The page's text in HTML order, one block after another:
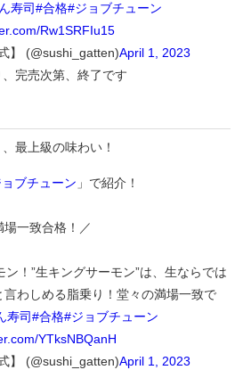
寿司#合格#ジョブチューン
Rw1SRFIu15
】 (@sushi_gatten)April 1, 2023
完売次第、終了です
最上級の味わい！
ブチューン 」で紹介！
場一致合格！／
！”生キングサーモン”は、生ならでは
わしめる脂乗り！堂々の満場一致で
寿司#合格#ジョブチューン
YTksNBQanH
】 (@sushi_gatten)April 1, 2023